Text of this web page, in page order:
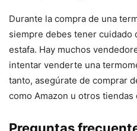
Durante la compra de una
siempre debes tener cuidado
estafa. Hay muchos
intentar venderte una
tanto, asegúrate de comprar
como Amazon u otros tiendas